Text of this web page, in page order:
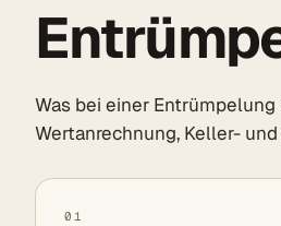
Was bei einer
Wertanrechnung, Keller-
01